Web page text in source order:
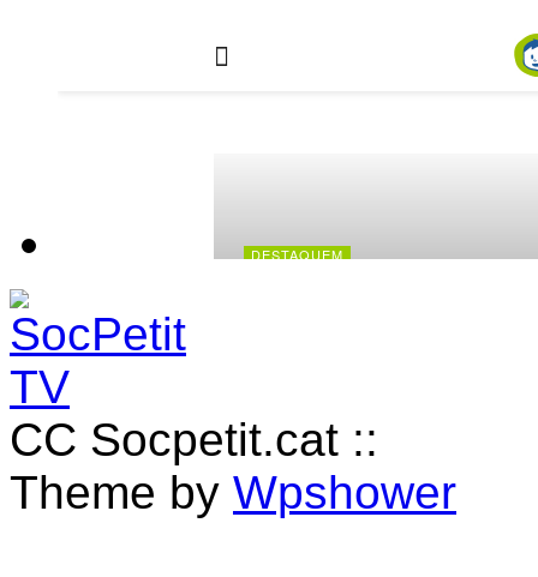
CC Socpetit.cat ::
Theme by Wpshower